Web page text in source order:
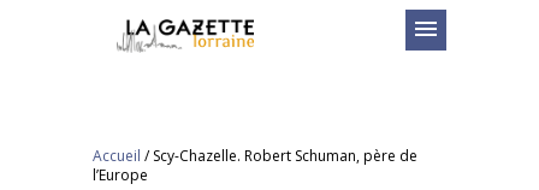
menu
Accueil /Scy-Chazelle. Robert Schuman, père de
l’Europe